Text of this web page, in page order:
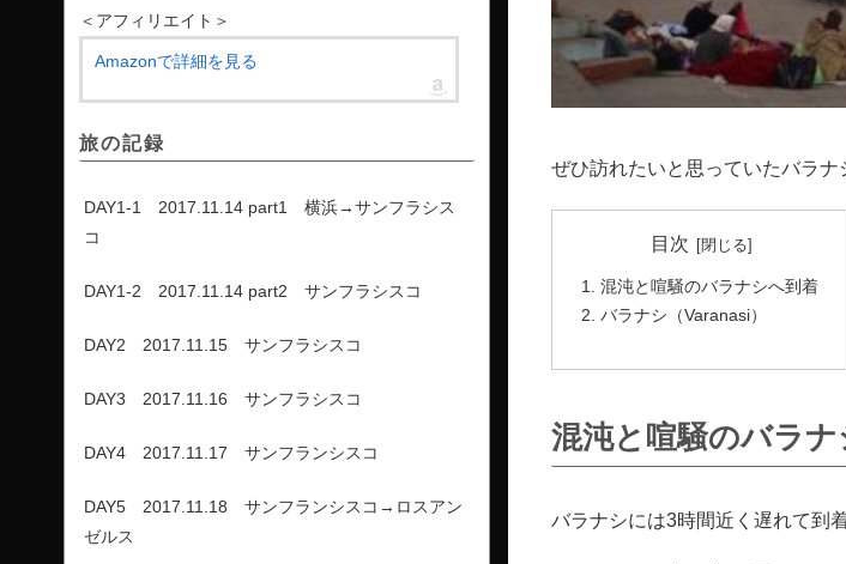
ぜひ訪れたいと思っていたバラナ
目次
混沌と喧騒のバラナシへ到着
バラナシ（Varanasi）
混沌と喧騒のバラ
バラナシには3時間近く遅れて到
＜アフィリエイト＞
Amazonで詳細を見る
旅の記録
DAY1-1 2017.11.14 part1 横浜→サンフラシス
コ
DAY1-2 2017.11.14 part2 サンフラシスコ
DAY2 2017.11.15 サンフラシスコ
DAY3 2017.11.16 サンフラシスコ
DAY4 2017.11.17 サンフランシスコ
DAY5 2017.11.18 サンフランシスコ→ロスアン
ゼルス